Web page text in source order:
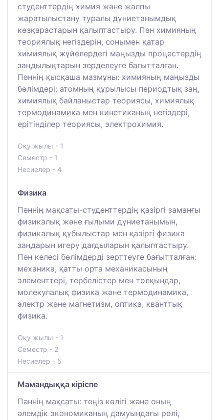
студенттердің химия және жалпы
жаратылыстану туралы дүниетанымдық
көзқарастарын қалыптастыру. Пән химияның
теориялық негіздерін, сонымен қатар
химиялық жүйелердегі маңызды процестердің
заңдылықтарын зерделеуге бағытталған.
Пәннің қысқаша мазмұны: химияның маңызды
бөлімдері: атомның құрылысы периодтық заң,
химиялық байланыстар теориясы, химиялық
термодинамика мен кинетиканың негіздері,
ерітінділер теориясы, электрохимия.
Оқу жылы - 1
Семестр - 1
Несиелер - 4
Физика
Пәннің мақсаты-студенттердің қазіргі заманғы
физикалық және ғылыми дүниетанымын,
физикалық құбылыстар мен қазіргі физика
заңдарын игеру дағдыларын қалыптастыру.
Пән келесі бөлімдерді зерттеуге бағытталған:
механика, қатты орта механикасының
элементтері, тербелістер мен толқындар,
молекулалық физика және термодинамика,
электр және магнетизм, оптика, кванттық
физика.
Оқу жылы - 1
Семестр - 2
Несиелер - 5
Мамандыққа кіріспе
Пәннің мақсаты: теңіз көлігі және оның
әлемдік экономиканың дамуындағы рөлі,